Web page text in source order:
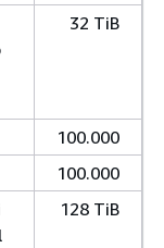
32 TiB
100.000
100.000
128 TiB